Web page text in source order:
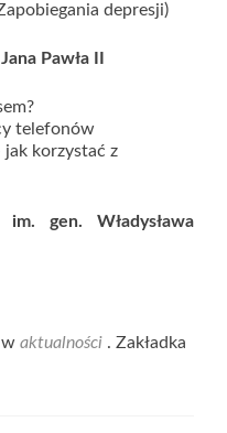
depresji)
Pawła II
telefonów
korzystać z
im. gen. Władysława
w aktualności . Zakładka